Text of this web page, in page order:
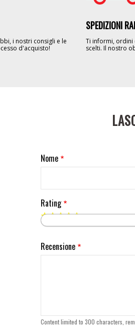
i nostri consigli e le
d'acquisto!
SPEDIZIONI
Ti informi, ordini
scelti. Il nostro
Nome
Rating
Recensione
Content limited to 300 characters,